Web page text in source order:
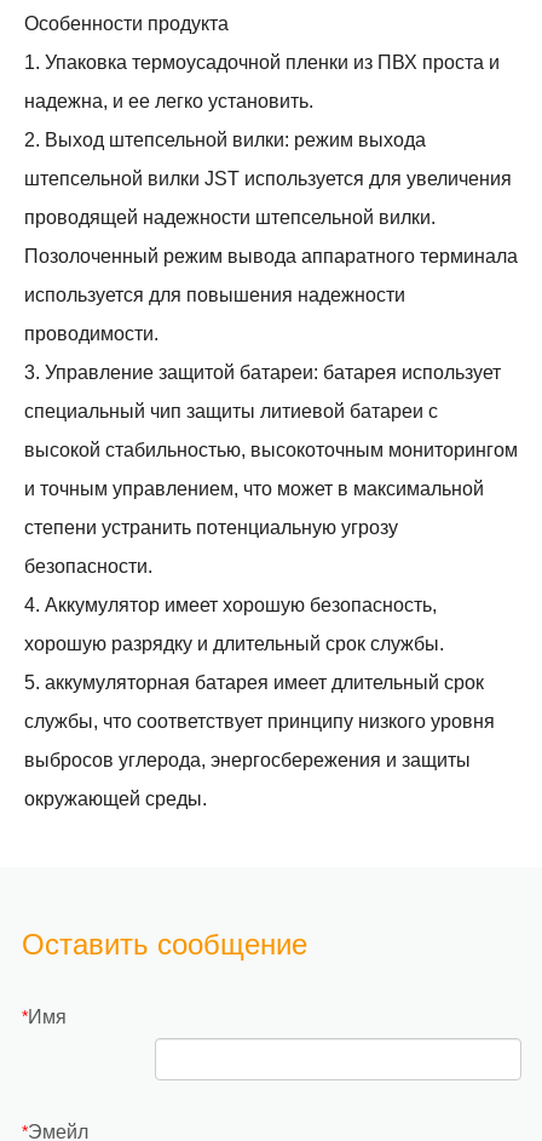
Особенности продукта
1. Упаковка термоусадочной пленки из ПВХ проста и
надежна, и ее легко установить.
2. Выход штепсельной вилки: режим выхода
штепсельной вилки JST используется для увеличения
проводящей надежности штепсельной вилки.
Позолоченный режим вывода аппаратного терминала
используется для повышения надежности
проводимости.
3. Управление защитой батареи: батарея использует
специальный чип защиты литиевой батареи с
высокой стабильностью, высокоточным мониторингом
и точным управлением, что может в максимальной
степени устранить потенциальную угрозу
безопасности.
4. Аккумулятор имеет хорошую безопасность,
хорошую разрядку и длительный срок службы.
5. аккумуляторная батарея имеет длительный срок
службы, что соответствует принципу низкого уровня
выбросов углерода, энергосбережения и защиты
окружающей среды.
Оставить сообщение
*Имя
*Эмейл